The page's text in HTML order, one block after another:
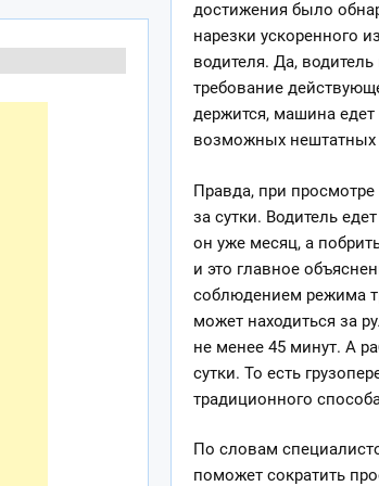
достижения было
нарезки ускоренного
водителя. Да,
требование
держится, машина
возможных нештатных
Правда, при
за сутки. Водитель
он уже месяц, а
и это главное
соблюдением режима
может находиться за
не менее 45 минут. А
сутки. То есть
традиционного
По словам
поможет сократить